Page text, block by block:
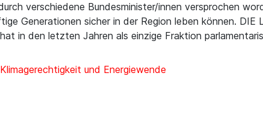
verschiedene Bundesminister/innen versprochen
Generationen sicher in der Region leben können.
in den letzten Jahren als einzige Fraktion
Klimagerechtigkeit und Energiewende